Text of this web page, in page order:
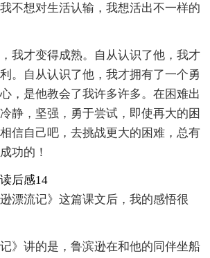
不想对生活认输，我想活出不一样的
我才变得成熟。自从认识了他，我才
。自从认识了他，我才拥有了一个勇
，是他教会了我许多许多。在困难出
静，坚强，勇于尝试，即使再大的困
信自己吧，去挑战更大的困难，总有
功的！
后感14
漂流记》这篇课文后，我的感悟很
记》讲的是，鲁滨逊在和他的同伴坐船